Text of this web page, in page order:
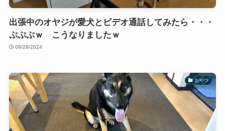
出張中のオヤジが愛犬とビデオ通話してみたら・・・
ぷぷぷｗ こうなりましたｗ
09/28/2024
おやつ